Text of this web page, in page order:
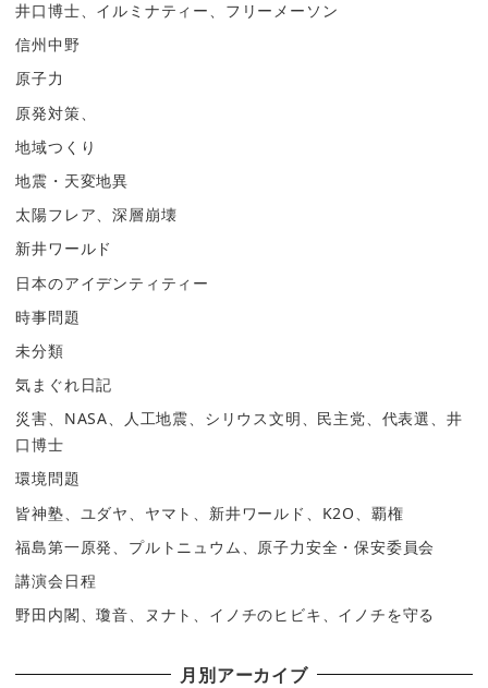
井口博士、イルミナティー、フリーメーソン
信州中野
原子力
原発対策、
地域つくり
地震・天変地異
太陽フレア、深層崩壊
新井ワールド
日本のアイデンティティー
時事問題
未分類
気まぐれ日記
災害、NASA、人工地震、シリウス文明、民主党、代表選、井
口博士
環境問題
皆神塾、ユダヤ、ヤマト、新井ワールド、K2O、覇権
福島第一原発、プルトニュウム、原子力安全・保安委員会
講演会日程
野田内閣、瓊音、ヌナト、イノチのヒビキ、イノチを守る
月別アーカイブ